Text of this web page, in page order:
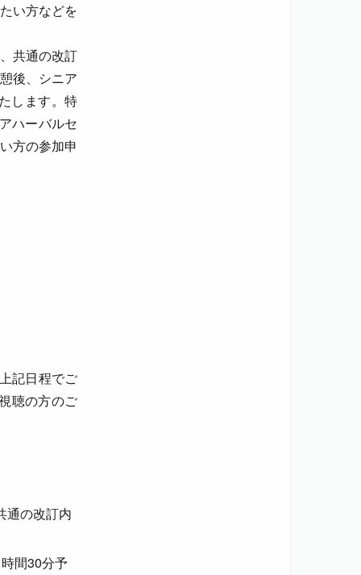
い方などを
共通の改訂
後、シニア
します。特
ハーバルセ
方の参加申
記日程でご
聴の方のご
通の改訂内
間30分予